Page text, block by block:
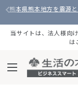
コンテンツへスキップ
熊本県熊本地方を震源
当サイトは、法人様向
は
メニューを開く